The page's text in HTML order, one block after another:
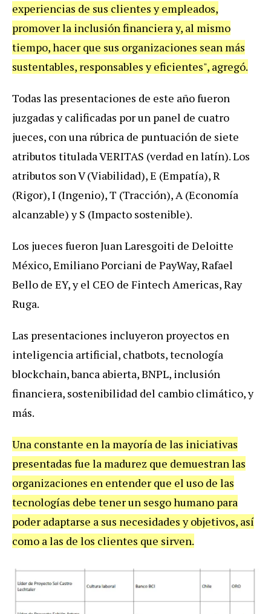
experiencias de sus clientes y empleados,
promover la inclusión financiera y, al mismo
tiempo, hacer que sus organizaciones sean más
sustentables, responsables y eficientes", agregó.
Todas las presentaciones de este año fueron
juzgadas y calificadas por un panel de cuatro
jueces, con una rúbrica de puntuación de siete
atributos titulada VERITAS (verdad en latín). Los
atributos son V (Viabilidad), E (Empatía), R
(Rigor), I (Ingenio), T (Tracción), A (Economía
alcanzable) y S (Impacto sostenible).
Los jueces fueron Juan Laresgoiti de Deloitte
México, Emiliano Porciani de PayWay, Rafael
Bello de EY, y el CEO de Fintech Americas, Ray
Ruga.
Las presentaciones incluyeron proyectos en
inteligencia artificial, chatbots, tecnología
blockchain, banca abierta, BNPL, inclusión
financiera, sostenibilidad del cambio climático, y
más.
Una constante en la mayoría de las iniciativas
presentadas fue la madurez que demuestran las
organizaciones en entender que el uso de las
tecnologías debe tener un sesgo humano para
poder adaptarse a sus necesidades y objetivos, así
como a las de los clientes que sirven.